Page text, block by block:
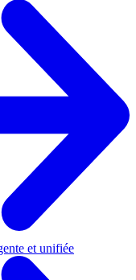
et unifiée